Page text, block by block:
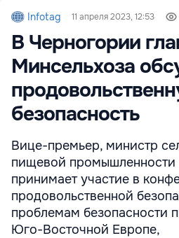
Infotag 11 апреля 2023, 12:53
В Черногории
Минсельхоза
безопасность
Вице-премьер, министр
пищевой
принимает участие в
продовольственной
проблемам безопасности
Юго-Восточной Европе,